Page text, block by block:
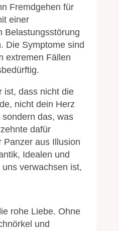
Fremdgehen für
einer
Belastungsstörung
Die Symptome sind
extremen Fällen
ist, dass nicht die
nicht dein Herz
das, was
dafür
Panzer aus Illusion
Idealen und
verwachsen ist,
rohe Liebe. Ohne
und